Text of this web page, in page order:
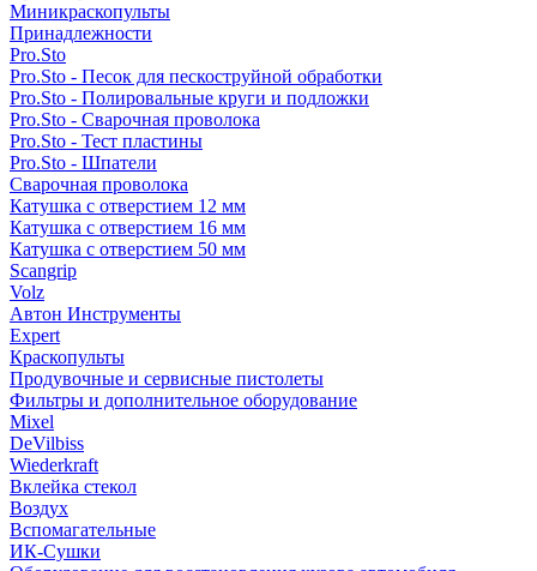
Миникраскопульты
Принадлежности
Pro.Sto
Pro.Sto - Песок для пескоструйной обработки
Pro.Sto - Полировальные круги и подложки
Pro.Sto - Сварочная проволока
Pro.Sto - Тест пластины
Pro.Sto - Шпатели
Сварочная проволока
Катушка с отверстием 12 мм
Катушка с отверстием 16 мм
Катушка с отверстием 50 мм
Scangrip
Volz
Автон Инструменты
Expert
Краскопульты
Продувочные и сервисные пистолеты
Фильтры и дополнительное оборудование
Mixel
DeVilbiss
Wiederkraft
Вклейка стекол
Воздух
Вспомагательные
ИК-Сушки